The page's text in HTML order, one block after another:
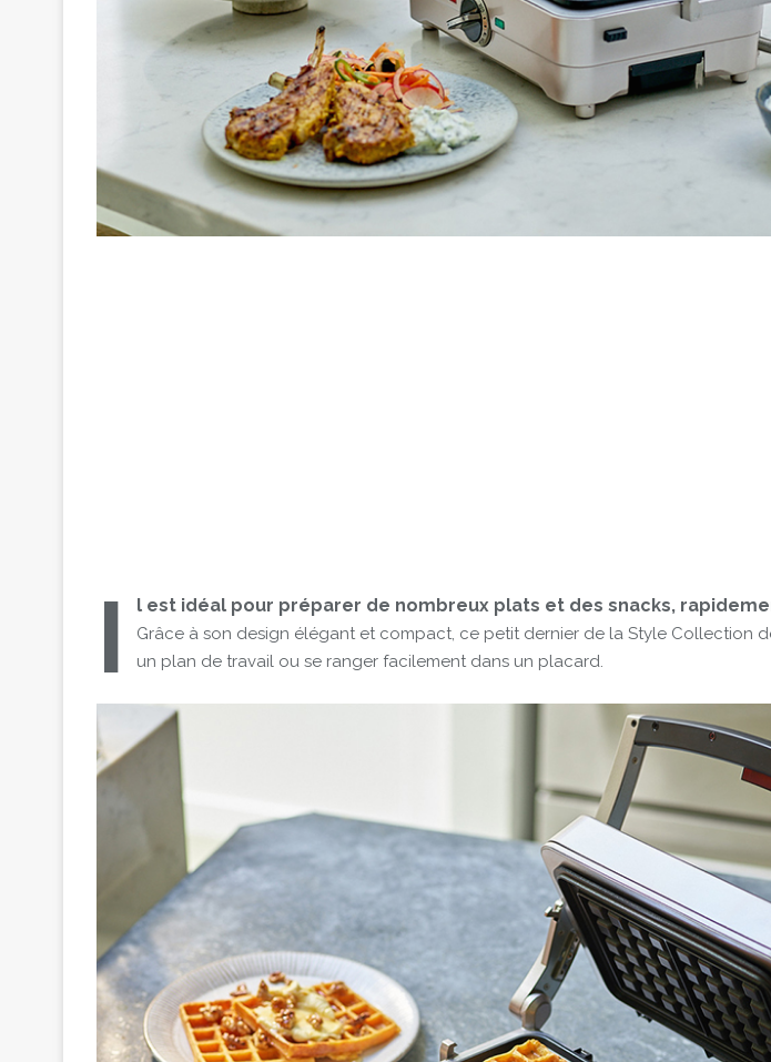
I l est idéal pour préparer de nombreux plats et des snacks,
Grâce à son design élégant et compact, ce petit dernier de la Style Collection
un plan de travail ou se ranger facilement dans un placard.